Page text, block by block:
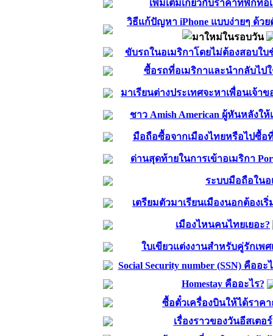
เพิ่มเติมเกี่ยวกับราคาที่พักที่อ
วิธีแก้ปัญหา iPhone แบบง่ายๆ ด้วย
ขับรถในอเมริกาโดยไม่ต้องสอบใบ
ซื้อรถที่อเมริกาและนำกลับไป
มาเรียนต่างประเทศจะหาเพื่อนเจ้าข
ชาว Amish American ผู้หันหลังใ
มือถือซื้อจากเมืองไทยหรือไปซื้อ
ด่านสุดท้ายในการเข้าอเมริกา
ระบบมือถือในอ
เตรียมตัวมาเรียนเมืองนอกต้องเริ่
เมืองไหนคนไทยเยอะ?
ใบเขียวแต่งงานสำหรับคู่รักเพศ
Social Security number (SSN) คืออ
Homestay คืออะไร?
ซื้อตั๋วเครื่องบินให้ได้ราค
เรื่องราวของวันอีสเตอร์